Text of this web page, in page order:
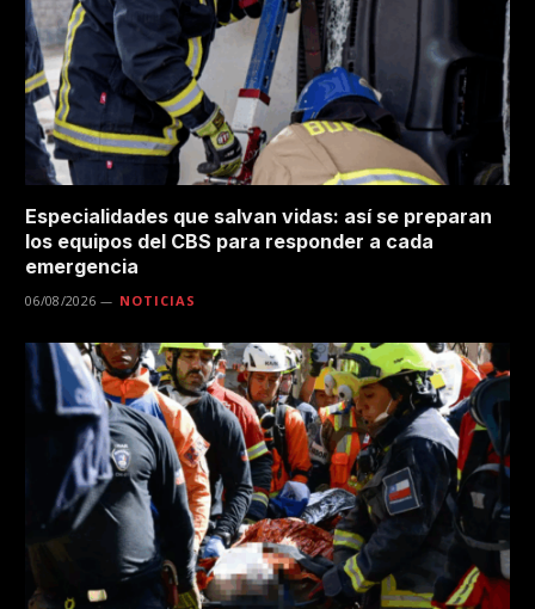
Especialidades que salvan vidas: así se preparan
los equipos del CBS para responder a cada
emergencia
06/08/2026 NOTICIAS